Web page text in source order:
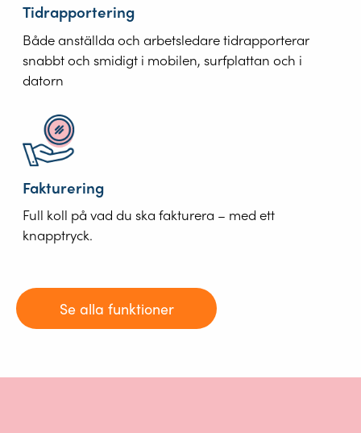
Tidrapportering
Både anställda och arbetsledare tidrapporterar
snabbt och smidigt i mobilen, surfplattan och i
datorn
Fakturering
Full koll på vad du ska fakturera – med ett
knapptryck.
Se alla funktioner